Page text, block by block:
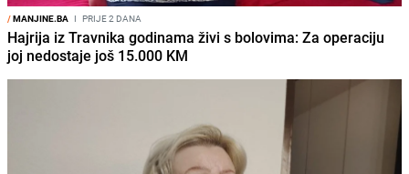
/MANJINE.BA I PRIJE 2 DANA
Hajrija iz Travnika godinama živi s bolovima: Za operaciju
joj nedostaje još 15.000 KM